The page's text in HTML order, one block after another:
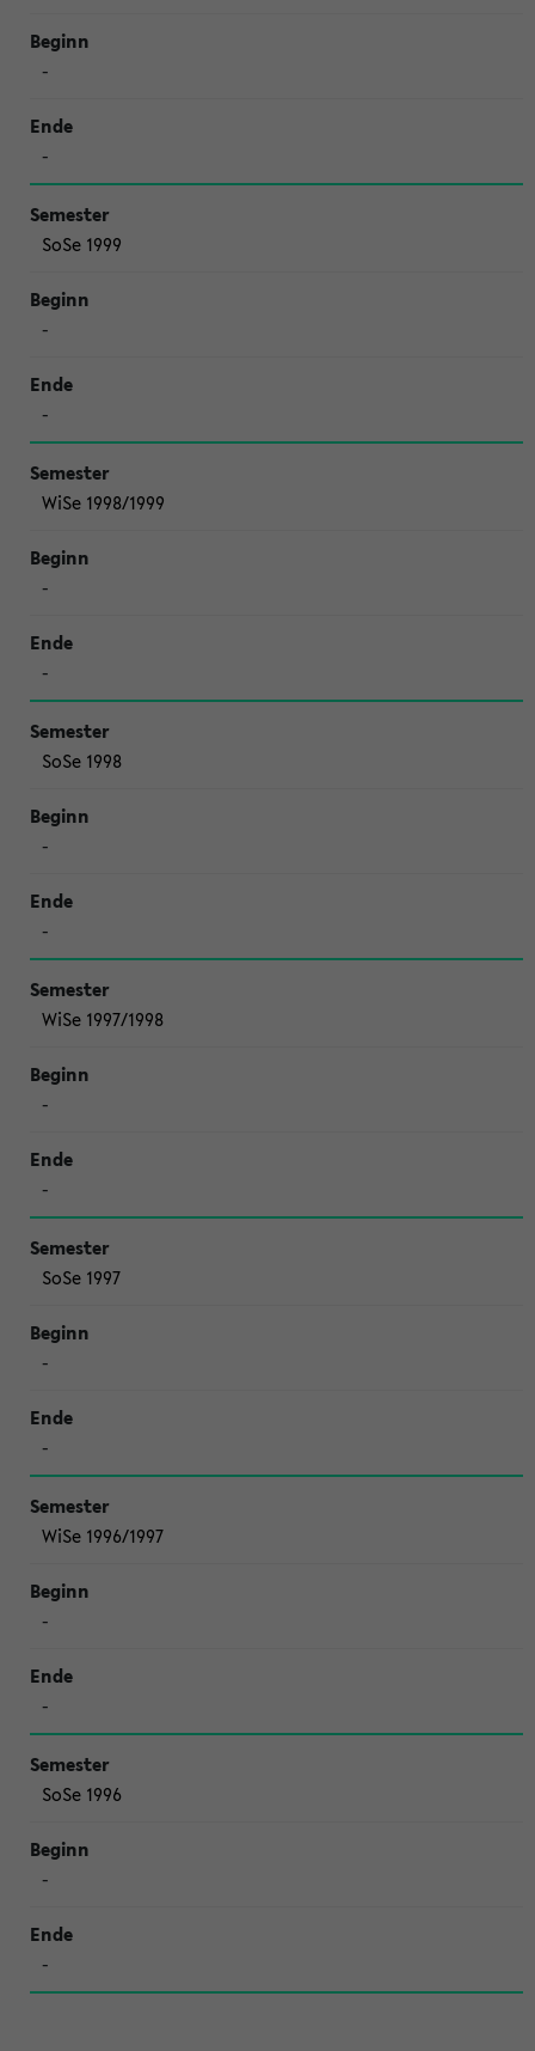
-
-
SoSe 1999
-
-
WiSe 1998/1999
-
-
SoSe 1998
-
-
WiSe 1997/1998
-
-
SoSe 1997
-
-
WiSe 1996/1997
-
-
SoSe 1996
-
-